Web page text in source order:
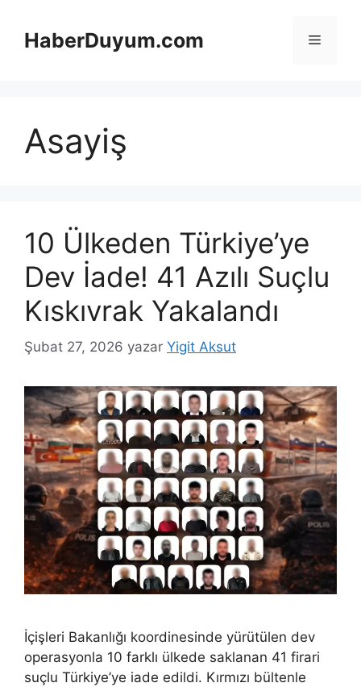
HaberDuyum.com Menü
Asayiş
10 Ülkeden Türkiye’ye
Dev İade! 41 Azılı Suçlu
Kıskıvrak Yakalandı
Şubat 27, 2026 yazar Yigit Aksut
İçişleri Bakanlığı koordinesinde yürütülen dev
operasyonla 10 farklı ülkede saklanan 41 firari
suçlu Türkiye’ye iade edildi. Kırmızı bültenle